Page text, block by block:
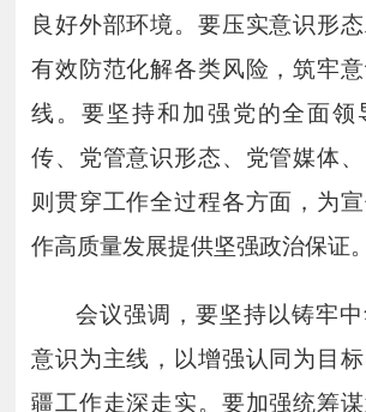
良好外部环境。要压实意识形态
有效防范化解各类风险，筑牢
线。要坚持和加强党的全面领
传、党管意识形态、党管媒体
则贯穿工作全过程各方面，为
作高质量发展提供坚强政治保证。
会议强调，要坚持以铸牢
意识为主线，以增强认同为目
疆工作走深走实。要加强统筹